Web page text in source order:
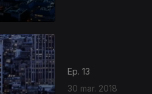
Ep. 13
30 mar. 2018